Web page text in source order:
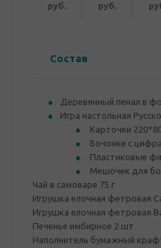
руб.
руб.
Состав
Деревянный пенал в
Игра настольная
Карточки
Бочонки с
Пластиковые
Мешочек для
Чай в самоваре 75 г
Игрушка елочная фетровая
Игрушка елочная фетровая
Печенье имбирное 2 шт
Наполнитель бумажный